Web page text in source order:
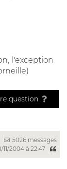
l'exception
question
5026 messages
11/2004 à 22:47